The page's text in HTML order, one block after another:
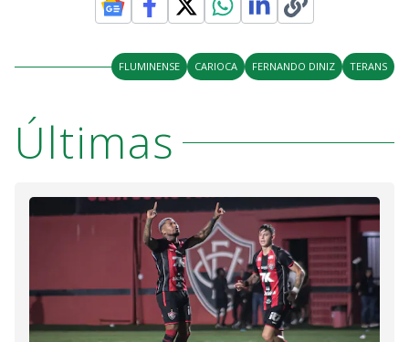
FLUMINENSE CARIOCA FERNANDO DINIZ TERANS
Últimas